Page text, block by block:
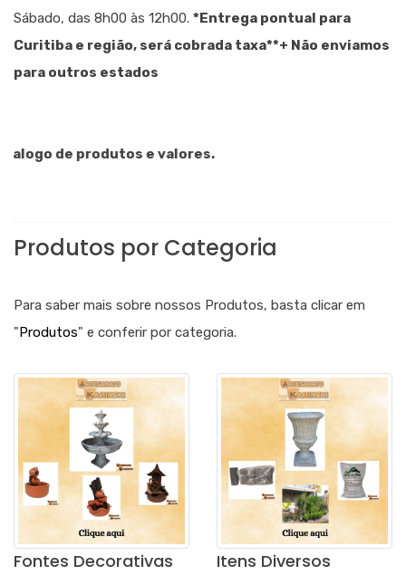
Sábado, das 8h00 às 12h00. *Entrega pontual para
Curitiba e região, será cobrada taxa**+ Não enviamos
para outros estados
de produtos e valores.
Produtos por Categoria
Para saber mais sobre nossos Produtos, basta clicar em
"Produtos" e conferir por categoria.
Fontes Decorativas Itens Diversos